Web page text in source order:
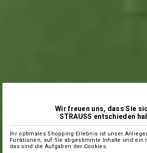
Wir freuen uns, dass Sie
STRAUSS entschieden
Ihr optimales Shopping-Erlebnis ist unser
Funktionen, auf Sie abgestimmte Inhalte und ein
das sind die Aufgaben der Cookies.